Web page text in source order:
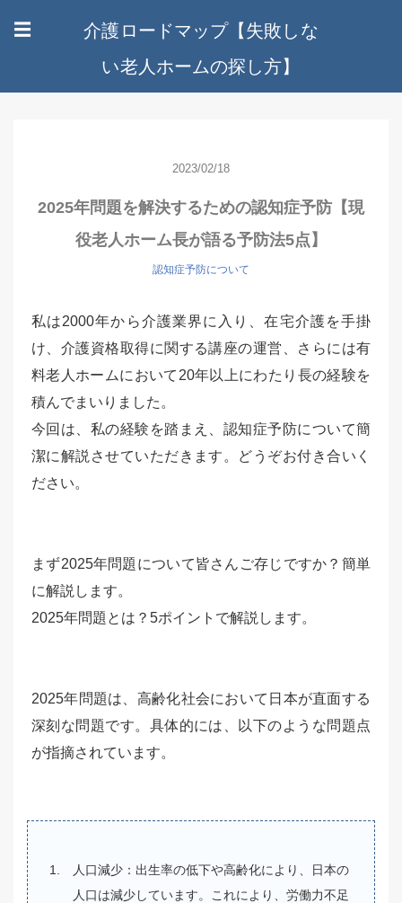
☰
介護ロードマップ【失敗しな
い老人ホームの探し方】
2023/02/18
2025年問題を解決するための認知症予防【現
役老人ホーム長が語る予防法5点】
認知症予防について
私は2000年から介護業界に入り、在宅介護を手掛
け、介護資格取得に関する講座の運営、さらには有
料老人ホームにおいて20年以上にわたり長の経験を
積んでまいりました。
今回は、私の経験を踏まえ、認知症予防について簡
潔に解説させていただきます。どうぞお付き合いく
ださい。
まず2025年問題について皆さんご存じですか？簡単
に解説します。
2025年問題とは？5ポイントで解説します。
2025年問題は、高齢化社会において日本が直面する
深刻な問題です。具体的には、以下のような問題点
が指摘されています。
人口減少：出生率の低下や高齢化により、日本の
人口は減少しています。これにより、労働力不足